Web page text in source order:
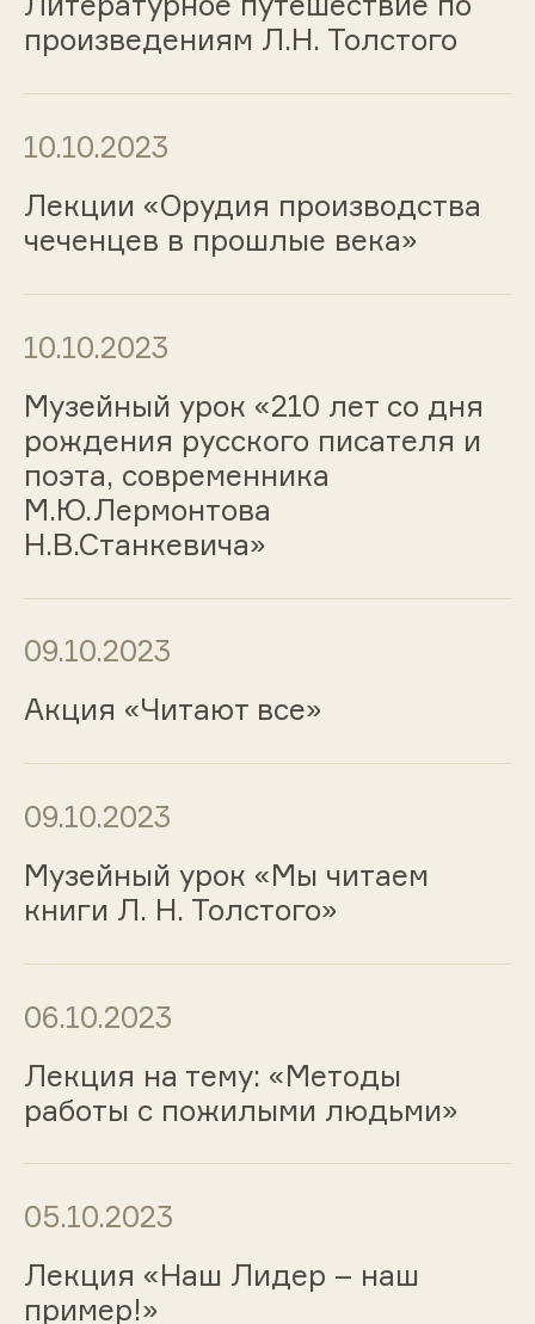
произведениям Л.Н. Толстого
10.10.2023
Лекции «Орудия производства
чеченцев в прошлые века»
10.10.2023
Музейный урок «210 лет со дня
рождения русского писателя и
поэта, современника
М.Ю.Лермонтова
Н.В.Станкевича»
09.10.2023
Акция «Читают все»
09.10.2023
Музейный урок «Мы читаем
книги Л. Н. Толстого»
06.10.2023
Лекция на тему: «Методы
работы с пожилыми людьми»
05.10.2023
Лекция «Наш Лидер – наш
пример!»